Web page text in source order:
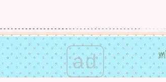
เสียใจ ..ใจเสียหา
ร้อนนัก พักกินหมากม่วงกันม๊า ?
ฮปปี้ สงกรานต์ค่า
เปิดซิง..งานศิลป์แห่ง 2ทศวรรษ
กับคำพร่ำบ่น ของหัวใจที่อ่อนแอ
ad